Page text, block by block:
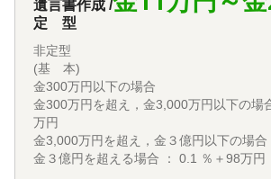
遺言書作成 /
定 型
非定型
(基 本)
金300万円以下の場合
金300万円を超え，金3,000万円以下の
万円
金3,000万円を超え，金３億円以下の場合
金３億円を超える場合 ： 0.1 ％＋98万円